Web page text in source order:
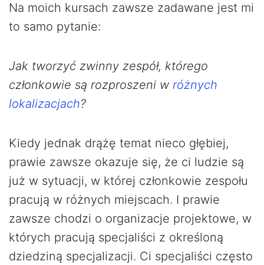
Na moich kursach zawsze zadawane jest mi
to samo pytanie:
Jak tworzyć zwinny zespół, którego
członkowie są rozproszeni w różnych
lokalizacjach?
Kiedy jednak drążę temat nieco głębiej,
prawie zawsze okazuje się, że ci ludzie są
już w sytuacji, w której członkowie zespołu
pracują w różnych miejscach. I prawie
zawsze chodzi o organizacje projektowe, w
których pracują specjaliści z określoną
dziedziną specjalizacji. Ci specjaliści często